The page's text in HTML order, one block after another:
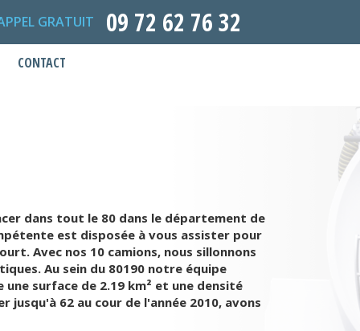
GRATUIT 09 72 62 76 32
CONTACT
dans tout le 80 dans le département de
est disposée à vous assister pour
Avec nos 10 camions, nous sillonnons
Au sein du 80190 notre équipe
surface de 2.19 km² et une densité
62 au cour de l'année 2010, avons